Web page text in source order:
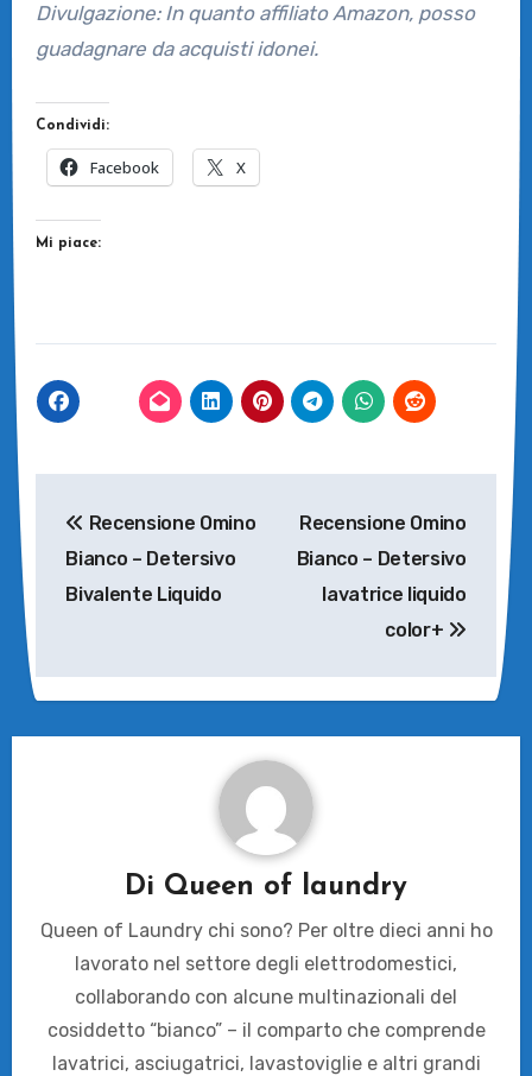
Divulgazione: In quanto affiliato Amazon, posso
guadagnare da acquisti idonei.
Condividi:
Facebook X
Mi piace:
articoli
Recensione Omino
Bianco – Detersivo
Bivalente Liquido
Recensione Omino
Bianco – Detersivo
lavatrice liquido
color+
Di Queen of laundry
Queen of Laundry chi sono? Per oltre dieci anni ho
lavorato nel settore degli elettrodomestici,
collaborando con alcune multinazionali del
cosiddetto “bianco” – il comparto che comprende
lavatrici, asciugatrici, lavastoviglie e altri grandi